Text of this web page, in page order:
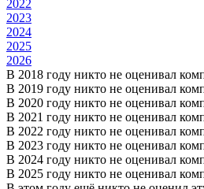
2022
2023
2024
2025
2026
В 2018 году никто не оценивал
В 2019 году никто не оценивал
В 2020 году никто не оценивал
В 2021 году никто не оценивал
В 2022 году никто не оценивал
В 2023 году никто не оценивал
В 2024 году никто не оценивал
В 2025 году никто не оценивал